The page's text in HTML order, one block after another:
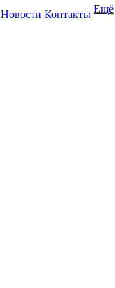
Новости Контакты Ещё